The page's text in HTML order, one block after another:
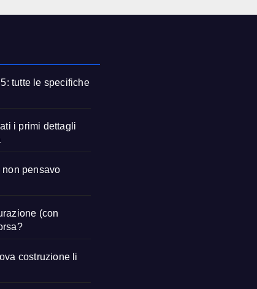
tutte le specifiche
i primi dettagli
non pensavo
(con
costruzione li